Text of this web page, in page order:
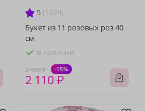
5 (1629)
Букет из 11 розовых роз 40
см
В наличии
2 480 ₽ -15%
2 110 ₽